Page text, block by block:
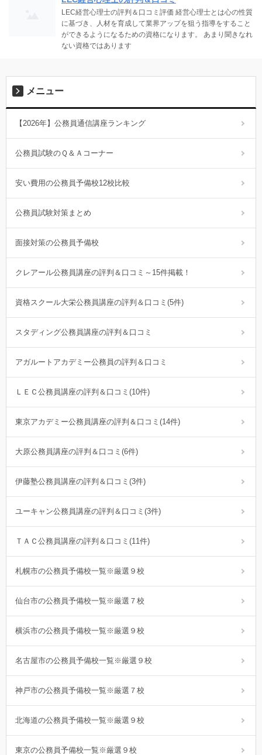
LEC経営心理士の評判＆口コミ評価 経営心理士とは心の性質
に基づき、人材を育成して業界アップを狙う指導をすること
ができるようになるための資格になります。 あまり聞きなれ
ない資格ではあります
メニュー
【2026年】公務員通信講座ランキング
公務員試験のＱ＆Ａコーナー
安い費用の公務員予備校12校比較
公務員試験対策まとめ
面接対策の公務員予備校
クレアール公務員講座の評判＆口コミ～15件掲載！
資格スクール大栄公務員講座の評判＆口コミ(5件)
スタディング公務員講座の評判＆口コミ
アガルートアカデミー公務員の評判＆口コミ
ＬＥＣ公務員講座の評判＆口コミ(10件)
東京アカデミー公務員講座の評判＆口コミ(14件)
大原公務員講座の評判＆口コミ(6件)
伊藤塾公務員講座の評判＆口コミ(3件)
ユーキャン公務員講座の評判＆口コミ(3件)
ＴＡＣ公務員講座の評判＆口コミ(11件)
札幌市の公務員予備校一覧※厳選９校
仙台市の公務員予備校一覧※厳選７校
横浜市の公務員予備校一覧※厳選９校
名古屋市の公務員予備校一覧※厳選９校
神戸市の公務員予備校一覧※厳選７校
北海道の公務員予備校一覧※厳選９校
東京の公務員予備校一覧※厳選９校